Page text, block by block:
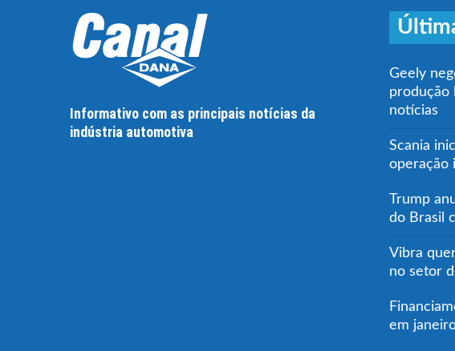
Informativo com as principais notícias da
indústria automotiva
Geely
produção
notícias
Scania
operação
Trump
do Brasil
Vibra
no setor
em